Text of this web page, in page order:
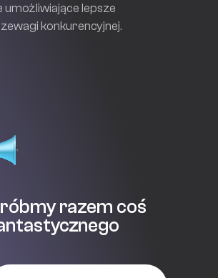
lepsze
konkurencyjnej.
razem coś